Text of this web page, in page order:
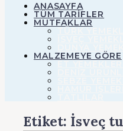
ZEHRA'NIN EV
ANASAYFA
TÜM TARİFLER
MUTFAKLAR
MALZEMEYE GÖRE
Etiket: İsveç